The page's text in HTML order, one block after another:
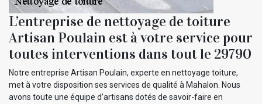
L’entreprise de nettoyage de toiture
Artisan Poulain est à votre service pour
toutes interventions dans tout le 29790
Notre entreprise Artisan Poulain, experte en nettoyage toiture,
met à votre disposition ses services de qualité à Mahalon. Nous
avons toute une équipe d’artisans dotés de savoir-faire en